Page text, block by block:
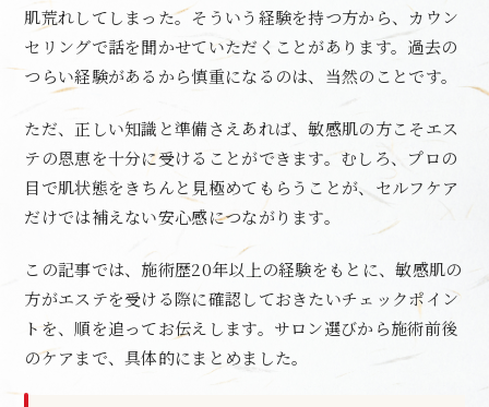
肌荒れしてしまった。そういう経験を持つ方から、カウン
セリングで話を聞かせていただくことがあります。過去の
つらい経験があるから慎重になるのは、当然のことです。
ただ、正しい知識と準備さえあれば、敏感肌の方こそエス
テの恩恵を十分に受けることができます。むしろ、プロの
目で肌状態をきちんと見極めてもらうことが、セルフケア
だけでは補えない安心感につながります。
この記事では、施術歴20年以上の経験をもとに、敏感肌の
方がエステを受ける際に確認しておきたいチェックポイン
トを、順を追ってお伝えします。サロン選びから施術前後
のケアまで、具体的にまとめました。